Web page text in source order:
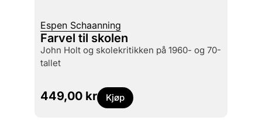
Espen Schaanning
Farvel til skolen
John Holt og skolekritikken på 1960- og 70-
tallet
449,00 kr Kjøp